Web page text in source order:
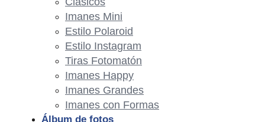
Imanes Mini
Estilo Polaroid
Estilo Instagram
Tiras Fotomatón
Imanes Happy
Imanes Grandes
Imanes con Formas
Álbum de fotos